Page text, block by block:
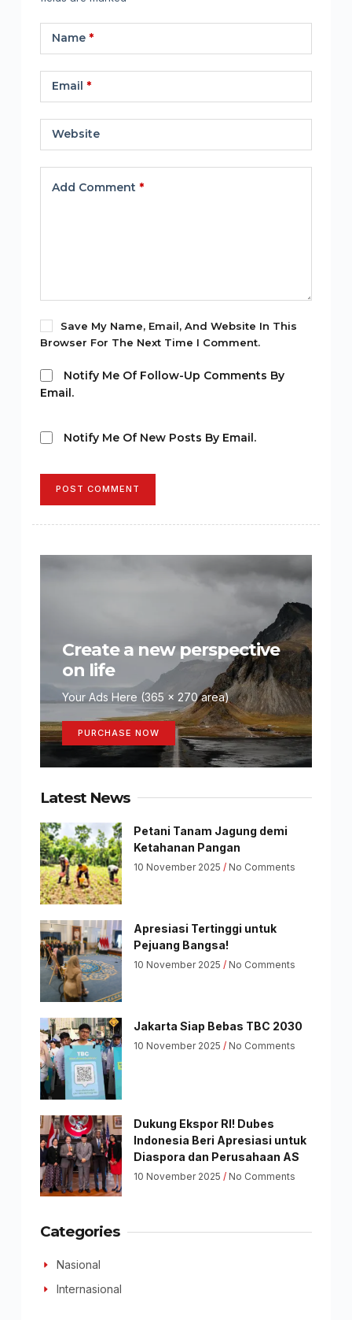
Name*
Email *
Website
Add Comment *
Save My Name, Email, And Website In This
Browser For The Next Time I Comment.
Notify Me Of Follow-Up Comments By
Email.
Notify Me Of New Posts By Email.
POST COMMENT
Create a new perspective
on life
Your Ads Here (365 x 270 area)
PURCHASE NOW
Latest News
Petani Tanam Jagung demi
Ketahanan Pangan
10 November 2025 No Comments
Apresiasi Tertinggi untuk
Pejuang Bangsa!
10 November 2025 No Comments
Jakarta Siap Bebas TBC 2030
10 November 2025 No Comments
Dukung Ekspor RI! Dubes
Indonesia Beri Apresiasi untuk
Diaspora dan Perusahaan AS
10 November 2025 No Comments
Categories
Nasional
Internasional